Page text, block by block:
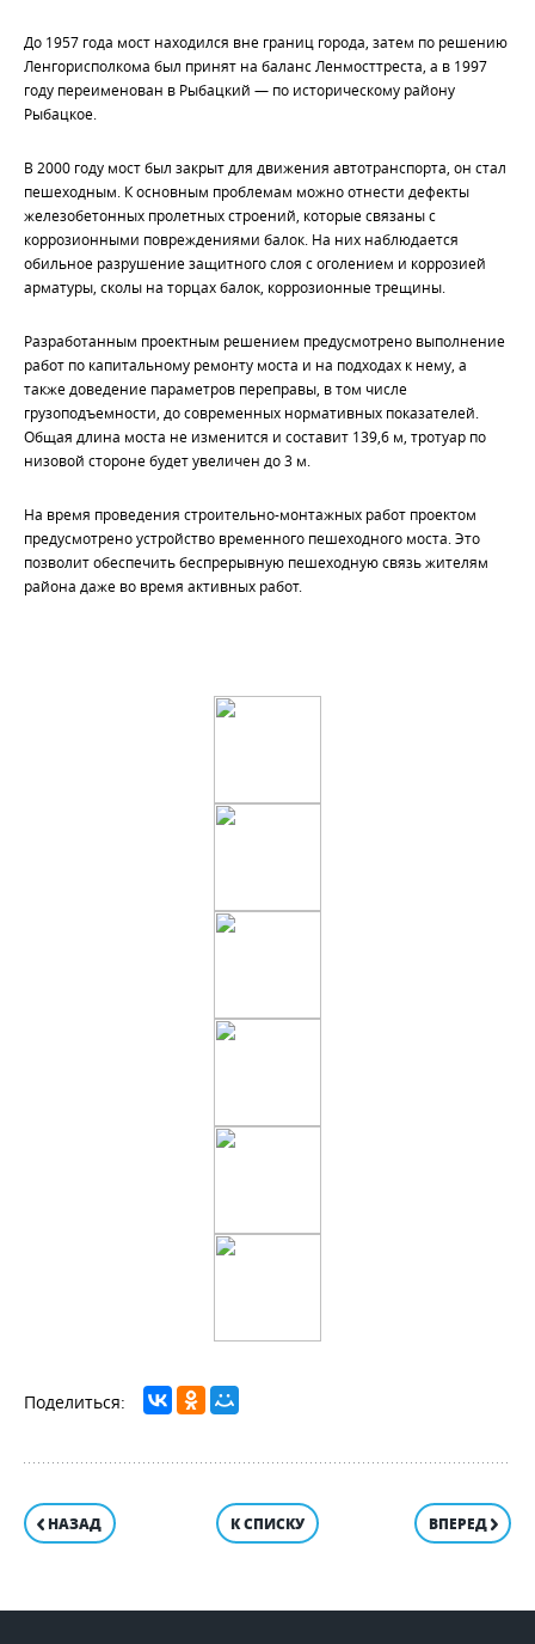
До 1957 года мост находился вне границ города, затем по решению
Ленгорисполкома был принят на баланс Ленмосттреста, а в 1997
году переименован в Рыбацкий — по историческому району
Рыбацкое.
В 2000 году мост был закрыт для движения автотранспорта, он стал
пешеходным. К основным проблемам можно отнести дефекты
железобетонных пролетных строений, которые связаны с
коррозионными повреждениями балок. На них наблюдается
обильное разрушение защитного слоя с оголением и коррозией
арматуры, сколы на торцах балок, коррозионные трещины.
Разработанным проектным решением предусмотрено выполнение
работ по капитальному ремонту моста и на подходах к нему, а
также доведение параметров переправы, в том числе
грузоподъемности, до современных нормативных показателей.
Общая длина моста не изменится и составит 139,6 м, тротуар по
низовой стороне будет увеличен до 3 м.
На время проведения строительно-монтажных работ проектом
предусмотрено устройство временного пешеходного моста. Это
позволит обеспечить беспрерывную пешеходную связь жителям
района даже во время активных работ.
НАЗАД К СПИСКУ ВПЕРЕД